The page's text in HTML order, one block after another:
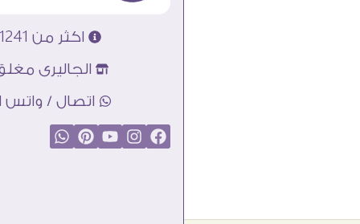
اكثر من 31241 تابلوه مودرن
الجاليرى
اتصال / واتس اب :